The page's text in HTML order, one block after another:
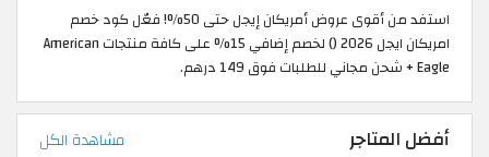
استفد من أقوى عروض أمريكان إيجل حتى 50%! فعّل كود خصم
امريكان ايجل 2026 () لخصم إضافي 15% على كافة منتجات American
Eagle + شحن مجاني للطلبات فوق 149 درهم.
أفضل المتاجر مشاهدة الكل